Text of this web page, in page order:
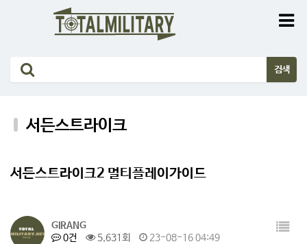
서든스트라이크
서든스트라이크2 멀티플레이가이드
GIRANG
0건
5,631회 23-08-16 04:49